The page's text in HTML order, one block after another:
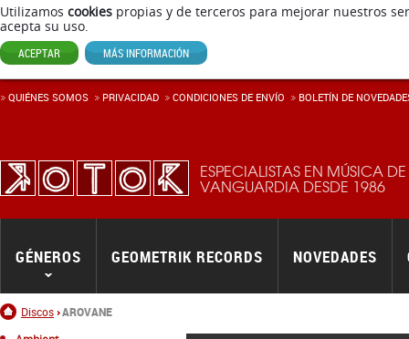
Utilizamos cookies propias y de terceros para mejorar nuestros
acepta su uso.
ACEPTAR MÁS INFORMACIÓN
ESPECIALISTAS EN MÚSICA DE
VANGUARDIA DESDE 1986
Inicio
Discos AROVANE
GÉNEROS GEOMETRIK RECORDS NOVEDADES
QUIÉNES SOMOS PRIVACIDAD CONDICIONES DE ENVÍ­O BOLETÍN DE